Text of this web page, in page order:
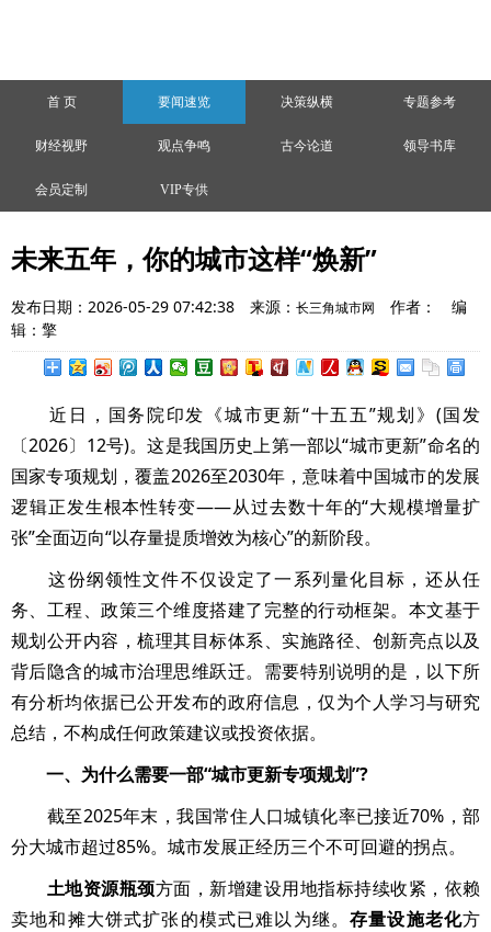
首 页 要闻速览 决策纵横 专题参考
财经视野 观点争鸣 古今论道 领导书库
会员定制 VIP专供
未来五年，你的城市这样“焕新”
发布日期：2026-05-29 07:42:38 来源： 长三角城市网 作者：
编
辑：擎
近日，国务院印发《城市更新“十五五”规划》(国发
〔2026〕12号)。这是我国历史上第一部以“城市更新”命名的
国家专项规划，覆盖2026至2030年，意味着中国城市的发展
逻辑正发生根本性转变——从过去数十年的“大规模增量扩
张”全面迈向“以存量提质增效为核心”的新阶段。
这份纲领性文件不仅设定了一系列量化目标，还从任
务、工程、政策三个维度搭建了完整的行动框架。本文基于
规划公开内容，梳理其目标体系、实施路径、创新亮点以及
背后隐含的城市治理思维跃迁。需要特别说明的是，以下所
有分析均依据已公开发布的政府信息，仅为个人学习与研究
总结，不构成任何政策建议或投资依据。
一、为什么需要一部“城市更新专项规划”?
截至2025年末，我国常住人口城镇化率已接近70%，部
分大城市超过85%。城市发展正经历三个不可回避的拐点。
土地资源瓶颈方面，新增建设用地指标持续收紧，依赖
卖地和摊大饼式扩张的模式已难以为继。 存量设施老化方